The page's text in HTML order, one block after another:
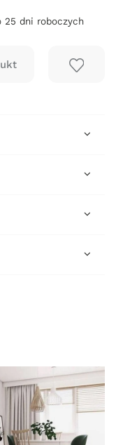
25 dni roboczych